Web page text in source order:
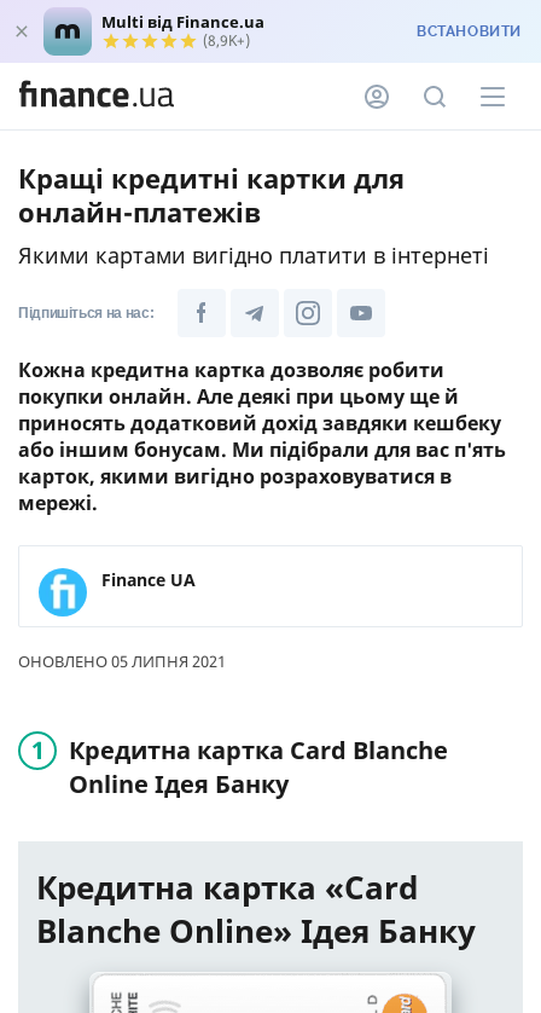
Multi від Finance.ua
(8,9K+) ВСТАНОВИТИ
Кращі кредитні картки для
онлайн-платежів
Якими картами вигідно платити в інтернеті
Підпишіться на нас:
Кожна кредитна картка дозволяє робити
покупки онлайн. Але деякі при цьому ще й
приносять додатковий дохід завдяки кешбеку
або іншим бонусам. Ми підібрали для вас п'ять
карток, якими вигідно розраховуватися в
мережі.
Finance UA
ОНОВЛЕНО 05 ЛИПНЯ 2021
Кредитна картка Card Blanche
Online Ідея Банку
Кредитна картка «Card
Blanche Online» Ідея Банку